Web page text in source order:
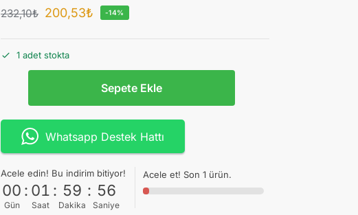
232,10₺ 200,53₺ -14%
1 adet stokta
Sepete Ekle
Whatsapp Destek Hattı
Acele edin! Bu indirim bitiyor!
00
Gün
: 01
Saat
: 59
Dakika
: 55
Saniye
Acele et! Son 1 ürün.